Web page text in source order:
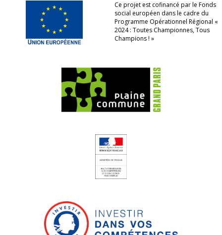
Ce projet est cofinancé par le Fonds
social européen dans le cadre du
Programme Opérationnel Régional «
2024 : Toutes Championnes, Tous
Champions ! »